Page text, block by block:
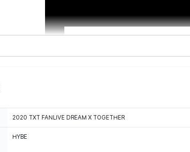
2020 TXT FANLIVE DREAM X TOGETHER
HYBE